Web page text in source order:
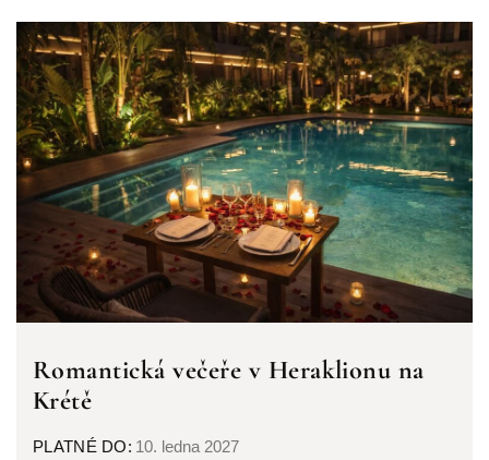
Romantická večeře v Heraklionu na
Krétě
PLATNÉ DO: 10. ledna 2027